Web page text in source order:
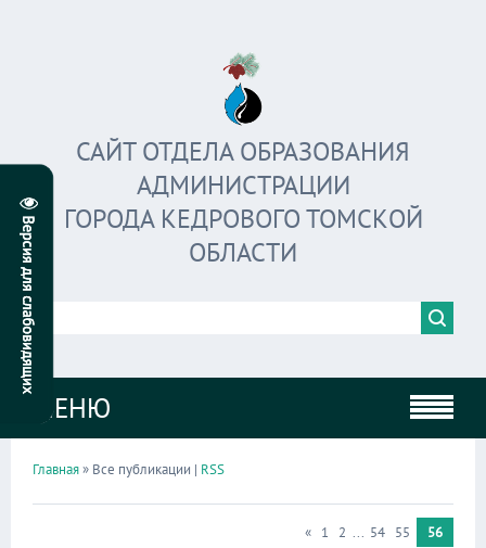
САЙТ ОТДЕЛА ОБРАЗОВАНИЯ
АДМИНИСТРАЦИИ
ГОРОДА КЕДРОВОГО ТОМСКОЙ
ОБЛАСТИ
МЕНЮ
Главная» Все публикации | RSS
« 1 2 ... 54 55 56